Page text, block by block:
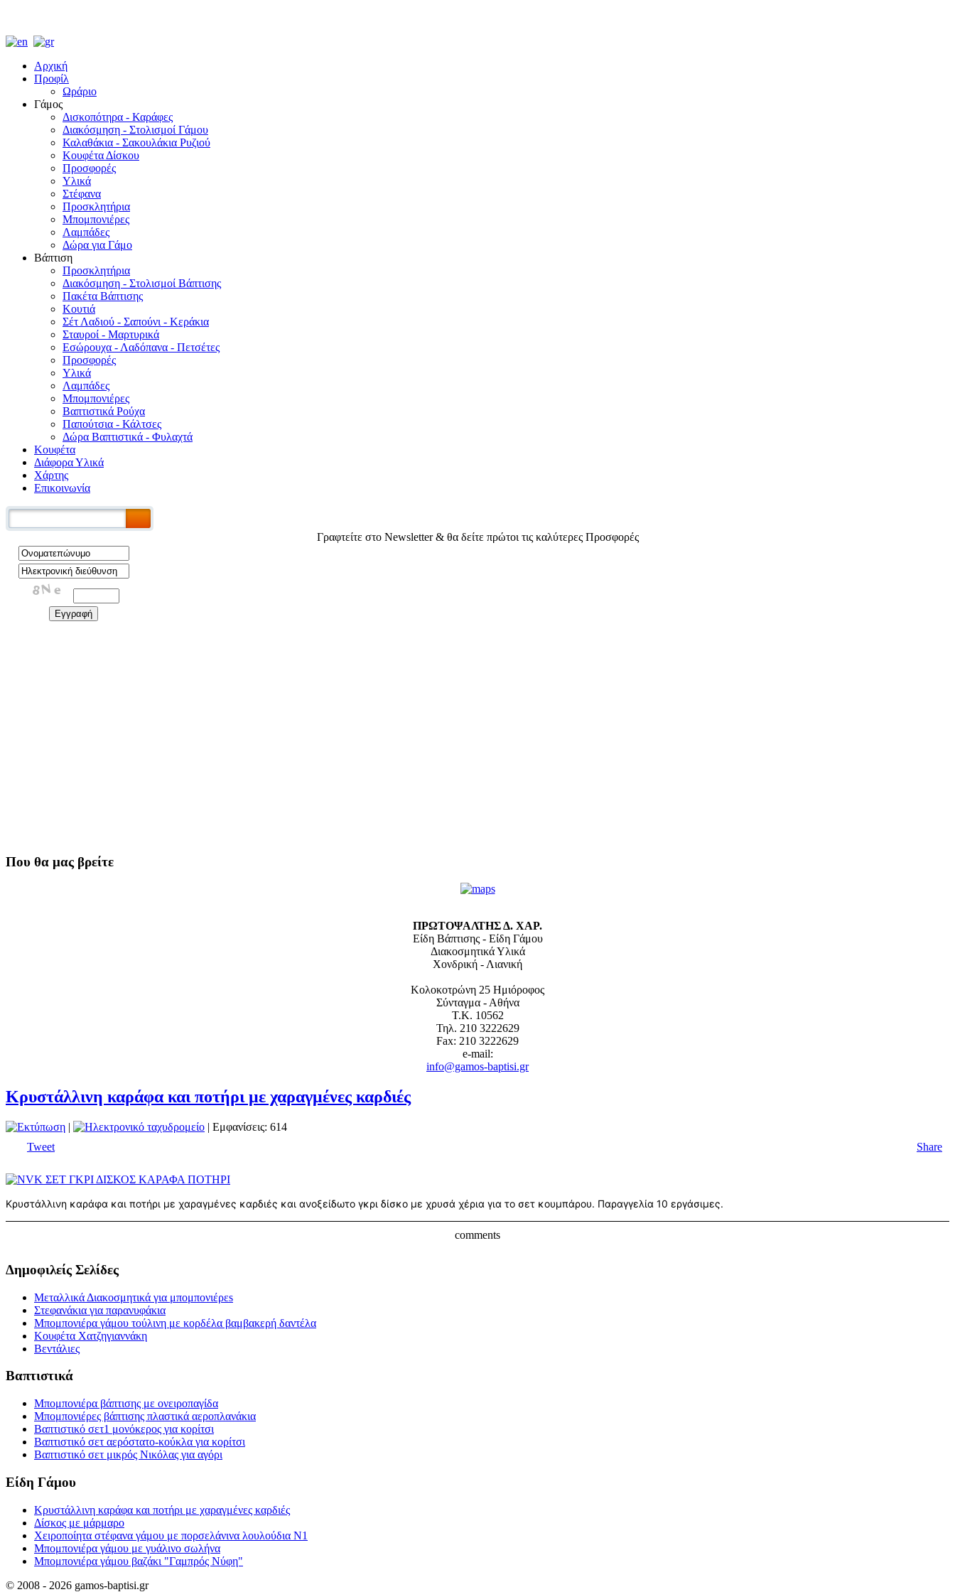
Αρχική
Προφίλ
Ωράριο
Γάμος
Δισκοπότηρα - Καράφες
Διακόσμηση - Στολισμοί Γάμου
Καλαθάκια - Σακουλάκια Ρυζιού
Κουφέτα Δίσκου
Προσφορές
Υλικά
Στέφανα
Προσκλητήρια
Μπομπονιέρες
Λαμπάδες
Δώρα για Γάμο
Βάπτιση
Προσκλητήρια
Διακόσμηση - Στολισμοί Βάπτισης
Πακέτα Βάπτισης
Κουτιά
Σέτ Λαδιού - Σαπούνι - Κεράκια
Σταυροί - Μαρτυρικά
Εσώρουχα - Λαδόπανα - Πετσέτες
Προσφορές
Υλικά
Λαμπάδες
Μπομπονιέρες
Βαπτιστικά Ρούχα
Παπούτσια - Κάλτσες
Δώρα Βαπτιστικά - Φυλαχτά
Κουφέτα
Διάφορα Υλικά
Χάρτης
Επικοινωνία
Γραφτείτε στο Νewsletter & θα δείτε πρώτοι τις καλύτερες Προσφορές
Που θα μας βρείτε
ΠΡΩΤΟΨΑΛΤΗΣ Δ. ΧΑΡ.
Είδη Βάπτισης - Είδη Γάμου
Διακοσμητικά Υλικά
Χονδρική - Λιανική
Κολοκοτρώνη 25 Ημιόροφος
Σύνταγμα - Αθήνα
Τ.Κ. 10562
Τηλ. 210 3222629
Fax: 210 3222629
e-mail:
info@gamos-baptisi.gr
Κρυστάλλινη καράφα και ποτήρι με χαραγμένες καρδιές
|
| Εμφανίσεις: 614
Tweet
Share
Κρυστάλλινη καράφα και ποτήρι με χαραγμένες καρδιές και ανοξείδωτο γκρι δίσκο με χρυσά χέρια για το σετ κουμπάρου. Παραγγελία 10 εργάσιμες.
comments
Δημοφιλείς Σελίδες
Μεταλλικά Διακοσμητικά για μπομπονιέρεs
Στεφανάκια για παρανυφάκια
Μπομπονιέρα γάμου τούλινη με κορδέλα βαμβακερή δαντέλα
Κουφέτα Χατζηγιαννάκη
Βεντάλιες
Βαπτιστικά
Μπομπονιέρα βάπτισης με ονειροπαγίδα
Μπομπονιέρες βάπτισης πλαστικά αεροπλανάκια
Βαπτιστικό σετ1 μονόκερος για κορίτσι
Βαπτιστικό σετ αερόστατο-κούκλα για κορίτσι
Βαπτιστικό σετ μικρός Νικόλας για αγόρι
Είδη Γάμου
Κρυστάλλινη καράφα και ποτήρι με χαραγμένες καρδιές
Δίσκος με μάρμαρο
Χειροποίητα στέφανα γάμου με πορσελάνινα λουλούδια Ν1
Μπομπονιέρα γάμου με γυάλινο σωλήνα
Μπομπονιέρα γάμου βαζάκι "Γαμπρός Νύφη"
© 2008 - 2026 gamos-baptisi.gr